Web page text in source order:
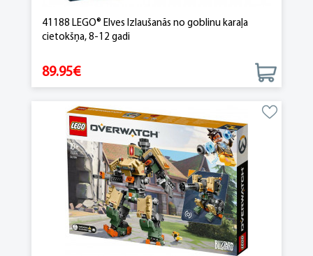
41188 LEGO® Elves Izlaušanās no goblinu karaļa
cietokšņa, 8-12 gadi
89.95€